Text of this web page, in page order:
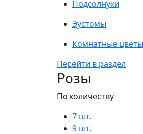
Подсолнухи
Эустомы
Комнатные цветы
Перейти в раздел
Розы
По количеству
7 шт.
9 шт.